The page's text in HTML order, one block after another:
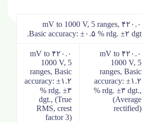
۴۲۰.۰ mV to 1000 V, 5 ranges,
Basic accuracy: ±۰.۵ % rdg. ±۲ dgt.
۴۲۰.۰ mV to
1000 V, 5
ranges, Basic
accuracy: ±۱.۲
% rdg. ±۳ dgt.,
(Average
rectified)
۴۲۰.۰ mV to
1000 V, 5
ranges, Basic
accuracy: ±۱.۲
% rdg. ±۳
dgt., (True
RMS, crest
factor 3)